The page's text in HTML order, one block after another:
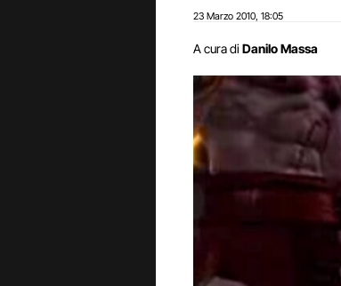
23 Marzo 2010 18:05
A cura di Danilo Massa